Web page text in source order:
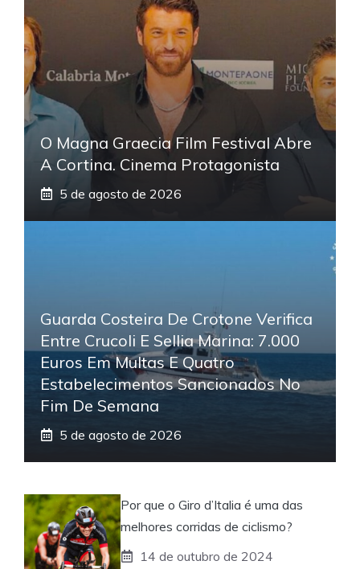
O Magna Graecia Film Festival Abre
A Cortina. Cinema Protagonista
5 de agosto de 2026
Guarda Costeira De Crotone Verifica
Entre Crucoli E Sellia Marina: 7.000
Euros Em Multas E Quatro
Estabelecimentos Sancionados No
Fim De Semana
5 de agosto de 2026
Por que o Giro d’Italia é uma das
melhores corridas de ciclismo?
14 de outubro de 2024